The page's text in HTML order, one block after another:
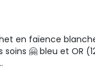
en faïence
🤗 bleu et OR